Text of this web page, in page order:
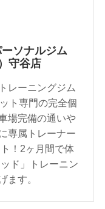
ソナルジム
守谷店
レーニングジム
ト専門の完全個
場完備の通いや
専属トレーナー
！2ヶ月間で体
ド」トレーニン
ます。